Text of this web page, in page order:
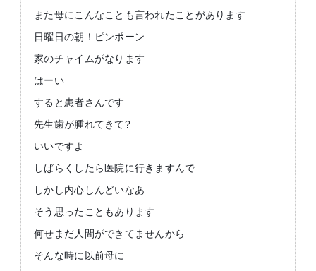
また母にこんなことも言われたことがあります
日曜日の朝！ピンポーン
家のチャイムがなります
はーい
すると患者さんです
先生歯が腫れてきて?
いいですよ
しばらくしたら医院に行きますんで…
しかし内心しんどいなあ
そう思ったこともあります
何せまだ人間ができてませんから
そんな時に以前母に